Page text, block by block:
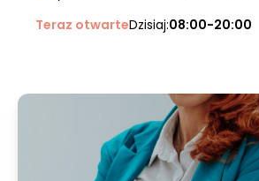
Teraz otwarteDzisiaj:08:00-20:00